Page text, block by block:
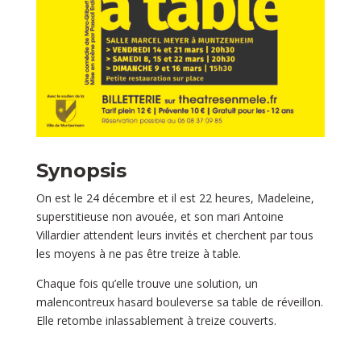
Synopsis
On est le 24 décembre et il est 22 heures, Madeleine,
superstitieuse non avouée, et son mari Antoine
Villardier attendent leurs invités et cherchent par tous
les moyens à ne pas être treize à table.
Chaque fois qu’elle trouve une solution, un
malencontreux hasard bouleverse sa table de réveillon.
Elle retombe inlassablement à treize couverts.